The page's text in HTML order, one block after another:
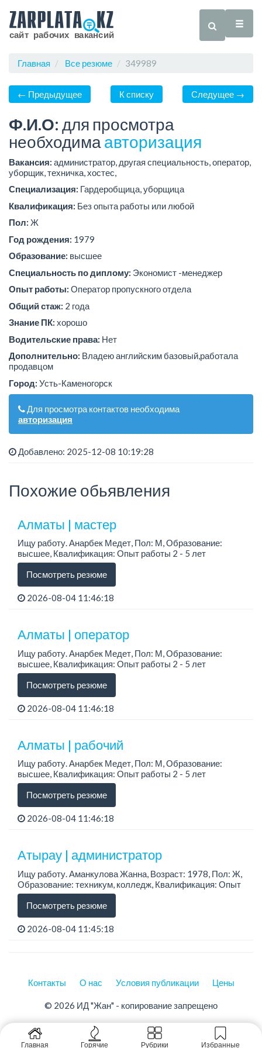
Главная Все резюме 349989
← Предыдущее К списку Следущее →
Ф.И.О: для просмотра
необходимаавторизация
Вакансия: администратор, другая специальность, оператор,
уборщик, техничка, хостес,
Специализация: Гардеробщица, уборщица
Квалификация: Без опыта работы или любой
Пол: Ж
Год рождения: 1979
Образование: высшее
Специальность по диплому: Экономист -менеджер
Опыт работы: Оператор пропускного отдела
Общий стаж: 2 года
Знание ПК: хорошо
Водительские права: Нет
Дополнительно: Владею английским базовый,работала
продавцом
Город: Усть-Каменогорск
Для просмотра контактов необходима
авторизация
Добавлено: 2025-12-08 10:19:28
Похожие обьявления
Алматы | мастер
Ищу работу. Анарбек Медет, Пол: М, Образование:
высшее, Квалификация: Опыт работы 2 - 5 лет
Посмотреть резюме
2026-08-04 11:46:18
Алматы | оператор
Ищу работу. Анарбек Медет, Пол: М, Образование:
высшее, Квалификация: Опыт работы 2 - 5 лет
Посмотреть резюме
2026-08-04 11:46:18
Алматы | рабочий
Ищу работу. Анарбек Медет, Пол: М, Образование:
высшее, Квалификация: Опыт работы 2 - 5 лет
Посмотреть резюме
2026-08-04 11:46:18
Атырау | администратор
Ищу работу. Аманкулова Жанна, Возраст: 1978, Пол: Ж,
Образование: техникум, колледж, Квалификация: Опыт
работы более 5 лет
Посмотреть резюме
2026-08-04 11:45:18
Контакты О нас Условия публикации Цены
© 2026 ИД "Жан" - копирование запрещено
Главная Горячие Рубрики Избранные